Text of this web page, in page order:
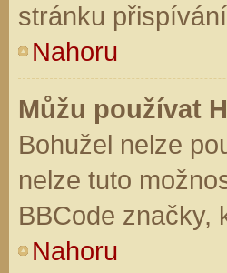
stránku
Nahoru
Můžu používat
Bohužel nelze
nelze tuto
BBCode značky,
Nahoru